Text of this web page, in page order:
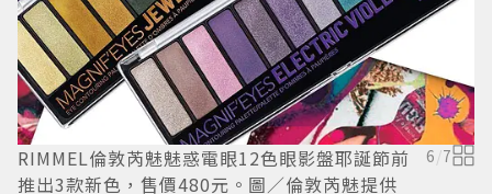
RIMMEL倫敦芮魅魅惑電眼12色眼影盤耶誕節前
推出3款新色，售價480元。圖／倫敦芮魅提供
6/7